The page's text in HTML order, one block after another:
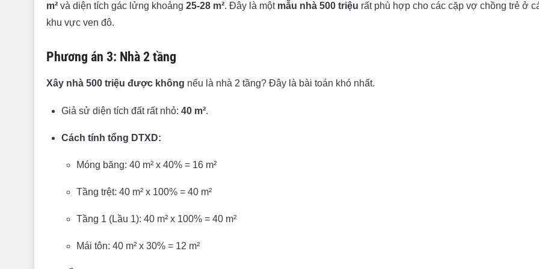
m² và diện tích gác lửng khoảng 25-28 m². Đây là một mẫu nhà 500 triệu rất phù hợp cho các cặp vợ chồng trẻ ở
khu vực ven đô.
Phương án 3: Nhà 2 tầng
Xây nhà 500 triệu được không nếu là nhà 2 tầng? Đây là bài toán khó nhất.
Giả sử diện tích đất rất nhỏ: 40 m².
Cách tính tổng DTXD:
Móng băng: 40 m² x 40% = 16 m²
Tầng trệt: 40 m² x 100% = 40 m²
Tầng 1 (Lầu 1): 40 m² x 100% = 40 m²
Mái tôn: 40 m² x 30% = 12 m²